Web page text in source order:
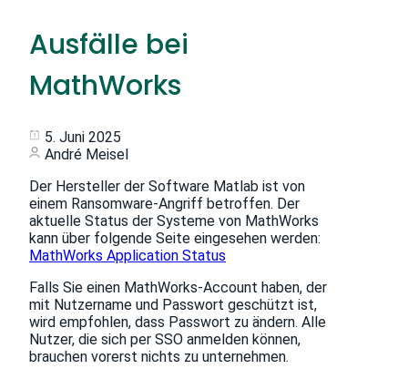
Ausfälle bei
MathWorks
5. Juni 2025
André Meisel
Der Hersteller der Software Matlab ist von
einem Ransomware-Angriff betroffen. Der
aktuelle Status der Systeme von MathWorks
kann über folgende Seite eingesehen werden:
MathWorks Application Status
Falls Sie einen MathWorks-Account haben, der
mit Nutzername und Passwort geschützt ist,
wird empfohlen, dass Passwort zu ändern. Alle
Nutzer, die sich per SSO anmelden können,
brauchen vorerst nichts zu unternehmen.